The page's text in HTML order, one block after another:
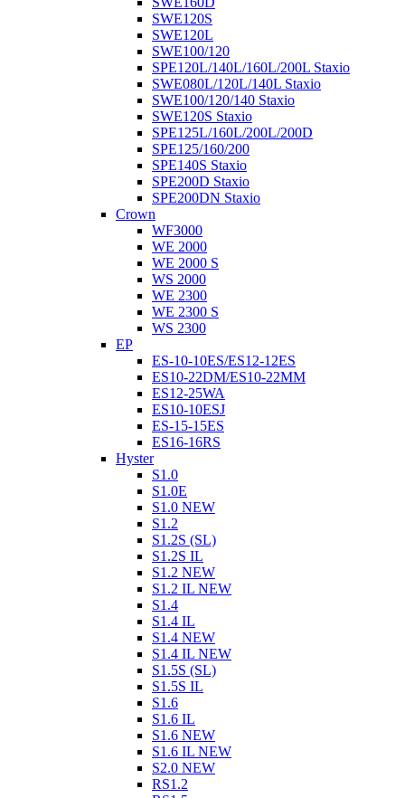
SWE120S
SWE120L
SWE100/120
SPE120L/140L/160L/200L Staxio
SWE080L/120L/140L Staxio
SWE100/120/140 Staxio
SWE120S Staxio
SPE125L/160L/200L/200D
SPE125/160/200
SPE140S Staxio
SPE200D Staxio
SPE200DN Staxio
Crown
WF3000
WE 2000
WE 2000 S
WS 2000
WE 2300
WE 2300 S
WS 2300
EP
ES-10-10ES/ES12-12ES
ES10-22DM/ES10-22MM
ES12-25WA
ES10-10ESJ
ES-15-15ES
ES16-16RS
Hyster
S1.0
S1.0E
S1.0 NEW
S1.2
S1.2S (SL)
S1.2S IL
S1.2 NEW
S1.2 IL NEW
S1.4
S1.4 IL
S1.4 NEW
S1.4 IL NEW
S1.5S (SL)
S1.5S IL
S1.6
S1.6 IL
S1.6 NEW
S1.6 IL NEW
S2.0 NEW
RS1.2